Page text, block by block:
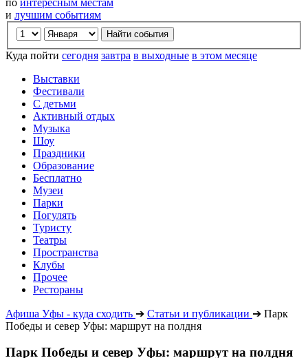
по интересным местам
и лучшим событиям
Куда пойти сегодня завтра в выходные в этом месяце
Выставки
Фестивали
С детьми
Активный отдых
Музыка
Шоу
Праздники
Образование
Бесплатно
Музеи
Парки
Погулять
Туристу
Театры
Пространства
Клубы
Прочее
Рестораны
Афиша Уфы - куда сходить ➔ Статьи и публикации ➔ Парк
Победы и север Уфы: маршрут на полдня
Парк Победы и север Уфы: маршрут на полдня